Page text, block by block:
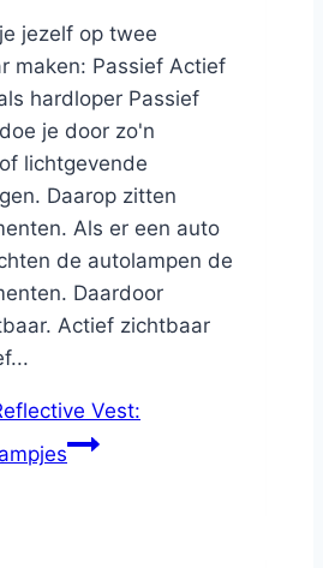
jezelf op twee
maken: Passief Actief
hardloper Passief
je door zo'n
lichtgevende
Daarop zitten
Als er een auto
de autolampen de
Daardoor
Actief zichtbaar
Vest: